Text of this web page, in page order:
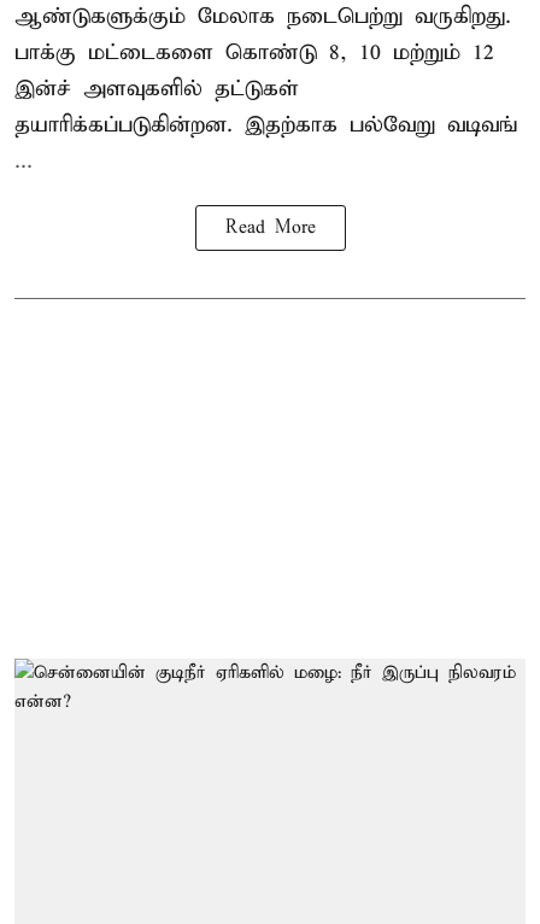
ஆண்டுகளுக்கும் மேலாக நடைபெற்று வருகிறது.
பாக்கு மட்டைகளை கொண்டு 8, 10 மற்றும் 12
இன்ச் அளவுகளில் தட்டுகள்
தயாரிக்கப்படுகின்றன. இதற்காக பல்வேறு வடிவங்
...
Read More